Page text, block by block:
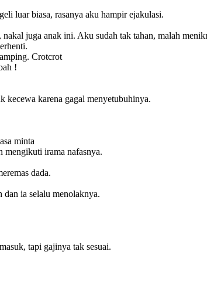
luar biasa, rasanya aku hampir ejakulasi.
juga anak ini. Aku sudah tak tahan, malah
Crotcrot
!
kecewa karena gagal menyetubuhinya.
minta
mengikuti irama nafasnya.
dada.
dan ia selalu menolaknya.
tapi gajinya tak sesuai.